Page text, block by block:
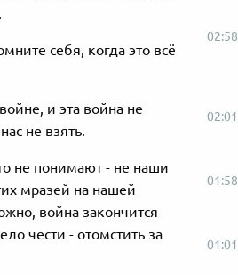
себя, когда это всё
и эта война не
не взять.
не понимают - не наши
мразей на нашей
война закончится
чести - отомстить за
02:58
02:01
01:58
01:01